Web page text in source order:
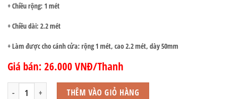
+ Chiều rộng: 1 mét
+ Chiều dài: 2.2 mét
+ Làm được cho cánh cửa: rộng 1 mét, cao 2.2 mét, dày 50mm
Giá bán: 26.000 VNĐ/Thanh
Giấy Tổ Ong 48mm x 1 mét x 2.2 mét số lượng
THÊM VÀO GIỎ HÀNG